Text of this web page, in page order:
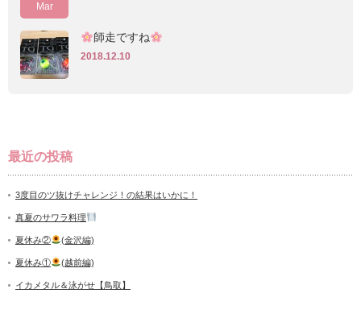
Mar
師走ですね
2018.12.10
最近の投稿
3度目のツ抜けチャレンジ！の結果はいかに！
真夏のサワラ料理
夏休み② (金沢編)
夏休み① (越前編)
イカメタル＆泳がせ【鳥取】